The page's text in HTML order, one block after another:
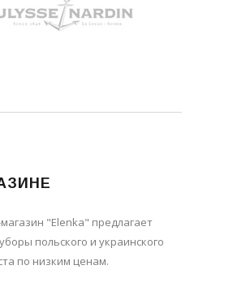
"Elenka" предлагает
польского и украинского
по низким ценам.